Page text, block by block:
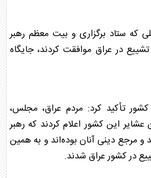
که ستاد برگزاری و بیت معظم رهبر
تشییع در عراق موافقت کردند، جایگاه
کشور تأکید کرد: مردم عراق، مجلس،
این کشور اعلام کردند که رهبر
و مرجع دینی آنان بوده‌اند و به همین
در کشور عراق شدند.